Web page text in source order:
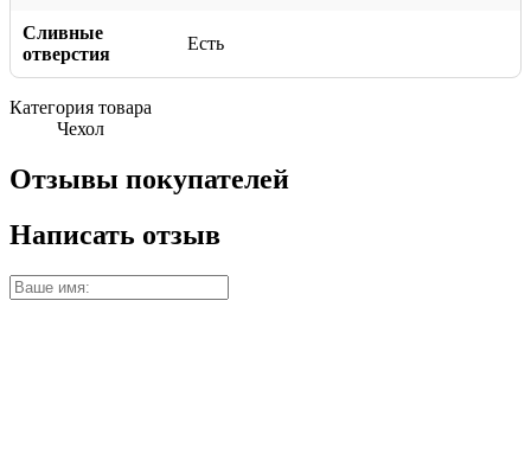
Сливные
отверстия
Есть
Категория товара
Чехол
Отзывы покупателей
Написать отзыв